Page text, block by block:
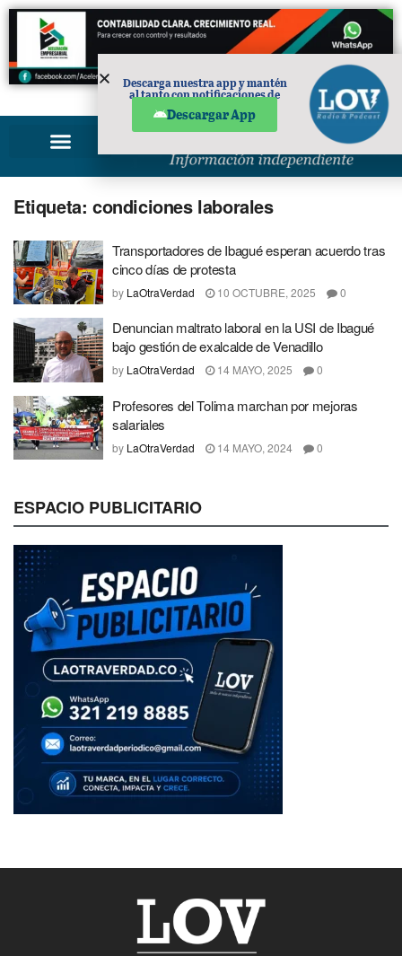
PUBLICIDAD
Etiqueta: condiciones laborales
Transportadores de Ibagué esperan acuerdo tras
cinco días de protesta
by LaOtraVerdad 10 OCTUBRE, 2025 0
Denuncian maltrato laboral en la USI de Ibagué
bajo gestión de exalcalde de Venadillo
by LaOtraVerdad 14 MAYO, 2025 0
Profesores del Tolima marchan por mejoras
salariales
by LaOtraVerdad 14 MAYO, 2024 0
ESPACIO PUBLICITARIO
Descarga nuestra app y mantén
al tanto con notificaciones de
Descargar App